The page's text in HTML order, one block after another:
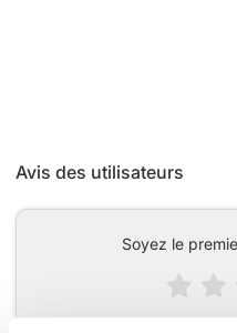
Avis des utilisateurs
Soyez le